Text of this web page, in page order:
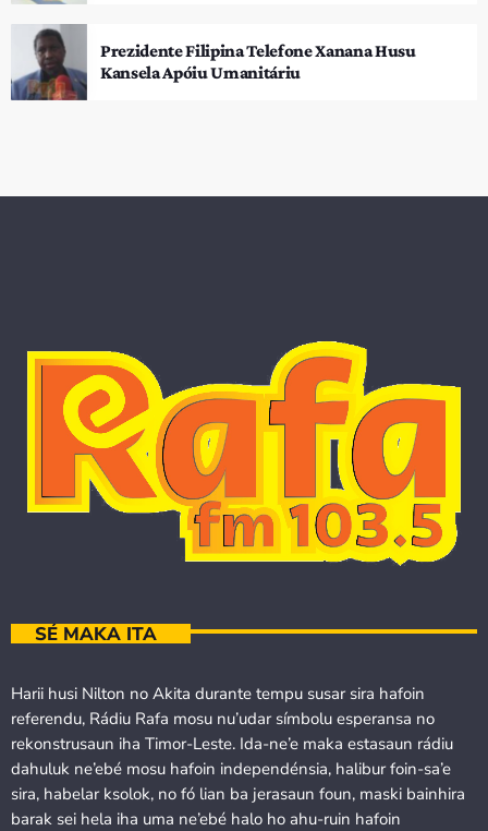
Prezidente Filipina Telefone Xanana Husu
Kansela Apóiu Umanitáriu
SÉ MAKA ITA
Harii husi Nilton no Akita durante tempu susar sira hafoin
referendu, Rádiu Rafa mosu nu’udar símbolu esperansa no
rekonstrusaun iha Timor-Leste. Ida-ne’e maka estasaun rádiu
dahuluk ne’ebé mosu hafoin independénsia, halibur foin-sa’e
sira, habelar ksolok, no fó lian ba jerasaun foun, maski bainhira
barak sei hela iha uma ne’ebé halo ho ahu-ruin hafoin